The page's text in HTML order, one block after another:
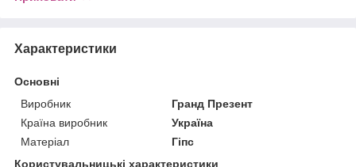
Характеристики
Основні
Виробник
Гранд Презент
Країна виробник
Україна
Матеріал
Гіпс
Користувальницькі характеристики